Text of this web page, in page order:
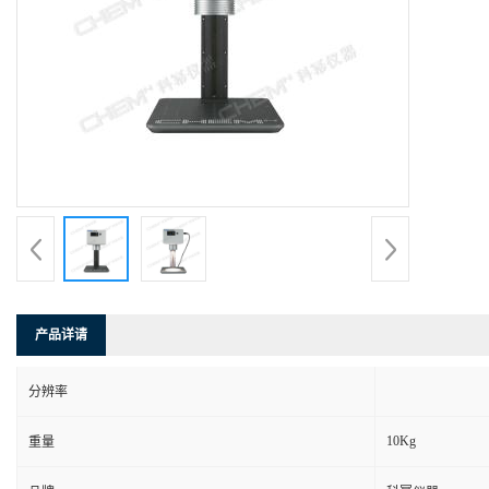
产品详请
分辨率
重量 10Kg